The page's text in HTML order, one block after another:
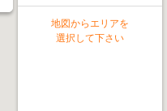
地図からエリアを
選択して下さい